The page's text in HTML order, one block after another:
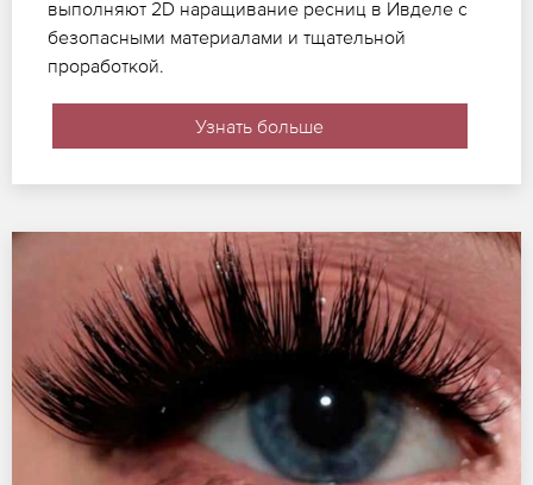
выполняют 2D наращивание ресниц в Ивделе с
безопасными материалами и тщательной
проработкой.
Узнать больше